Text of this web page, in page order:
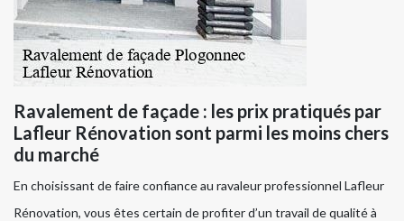
Ravalement de façade : les prix pratiqués par
Lafleur Rénovation sont parmi les moins chers
du marché
En choisissant de faire confiance au ravaleur professionnel Lafleur
Rénovation, vous êtes certain de profiter d’un travail de qualité à